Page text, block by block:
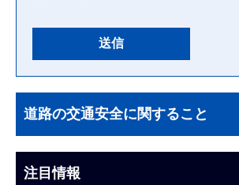
文
こ
ま
ビ
道路の交通安全に関すること
注目情報